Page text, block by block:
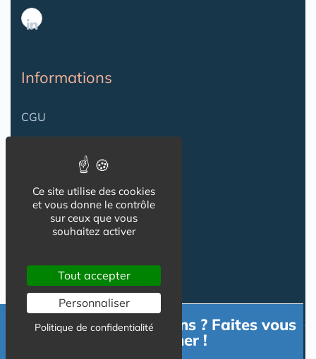
Informations
CGU
Contact
Contact
Publicité
Besoin d'informations ? Faites vous
accompagner !
Ce site utilise des cookies
et vous donne le contrôle
sur ceux que vous
souhaitez activer
Tout accepter
Personnaliser
Politique de confidentialité